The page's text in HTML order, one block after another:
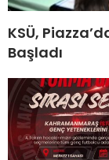
KSÜ,
Başladı